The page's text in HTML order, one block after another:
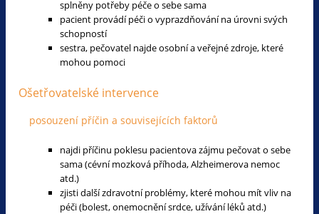
splněny potřeby péče o sebe sama
pacient provádí péči o vyprazdňování na úrovni svých
schopností
sestra, pečovatel najde osobní a veřejné zdroje, které
mohou pomoci
Ošetřovatelské intervence
posouzení příčin a souvisejících faktorů
najdi příčinu poklesu pacientova zájmu pečovat o sebe
sama (cévní mozková příhoda, Alzheimerova nemoc
atd.)
zjisti další zdravotní problémy, které mohou mít vliv na
péči (bolest, onemocnění srdce, užívání léků atd.)